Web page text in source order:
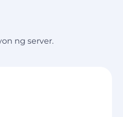
ng server.